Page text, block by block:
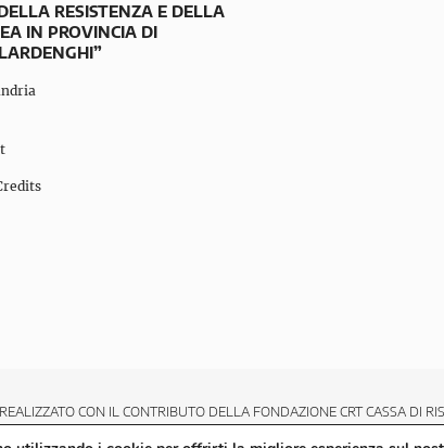
RESISTENZA E DELLA
IN PROVINCIA DI
CON IL CONTRIBUTO DELLA FONDAZIONE CRT CASSA DI